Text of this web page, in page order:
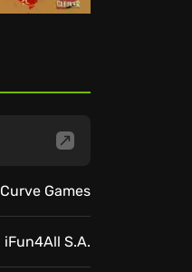
Curve Games
iFun4All S.A.